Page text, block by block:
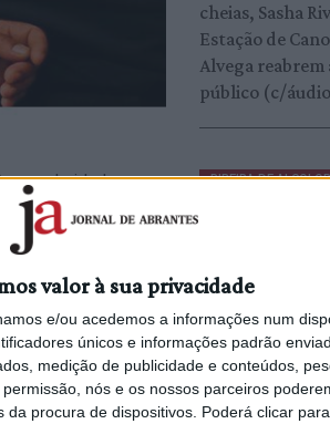
valor à sua privacidade
e/ou acedemos a informações num
únicos e informações padrão
medição de publicidade e conteúdos,
nós e os nossos parceiros
procura de dispositivos. Poderá clicar
anos de idade, por
aos
faca para tentar
tentava
cheias, Sasha
Estação de
Alvega reabrem
público (c/
RIBEIRA DE
árvores no troço
ABRANTES
6/08/2026 às 09:37